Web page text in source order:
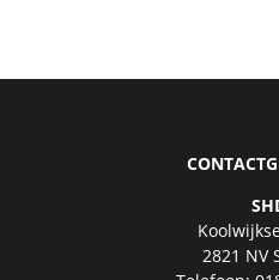
2821 NV